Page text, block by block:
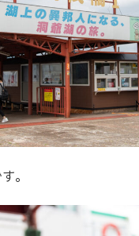
。